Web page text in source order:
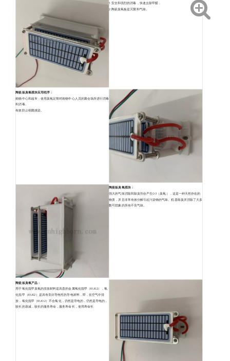
1.安全和强烈的消毒，快速去除甲醛，
2.陶瓷臭氧板是灭菌和气味。
陶瓷板臭氧模块应用程序：
购物中心和超市：使用臭氧定期对购物中心人员的聚会场所进行消毒
和消毒。
有效防止细菌感染。
陶瓷板臭氧模块：
强大的气味消除和除臭剂会产生O3（臭氧），这是一种天然存在的
物质，并且非常有效分解引起污染物的气味。机器除臭并消除了大多
数可想象的所有不良气味。
陶瓷板臭氧产品：
用于氧化指甲臭氧的排放材料是高贵的金属氧化指甲（RU02），氧
化指甲（RU02）是具有良好导电性的导电材料，即，在空气中排
放，氧化指甲（RUO2）不会氧化，仍然是导电的，仍然是导电的，
较长的衰减，较长的服务寿命，服务寿命长，使用寿命长